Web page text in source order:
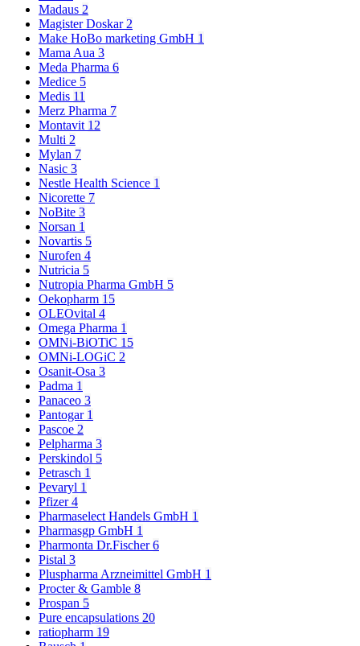
Madaus 2
Magister Doskar 2
Make HoBo marketing GmbH 1
Mama Aua 3
Meda Pharma 6
Medice 5
Medis 11
Merz Pharma 7
Montavit 12
Multi 2
Mylan 7
Nasic 3
Nestle Health Science 1
Nicorette 7
NoBite 3
Norsan 1
Novartis 5
Nurofen 4
Nutricia 5
Nutropia Pharma GmbH 5
Oekopharm 15
OLEOvital 4
Omega Pharma 1
OMNi-BiOTiC 15
OMNi-LOGiC 2
Osanit-Osa 3
Padma 1
Panaceo 3
Pantogar 1
Pascoe 2
Pelpharma 3
Perskindol 5
Petrasch 1
Pevaryl 1
Pfizer4
Pharmaselect Handels GmbH 1
Pharmasgp GmbH 1
Pharmonta Dr.Fischer6
Pistal 3
Pluspharma Arzneimittel GmbH 1
Procter & Gamble 8
Prospan 5
Pure encapsulations 20
ratiopharm 19